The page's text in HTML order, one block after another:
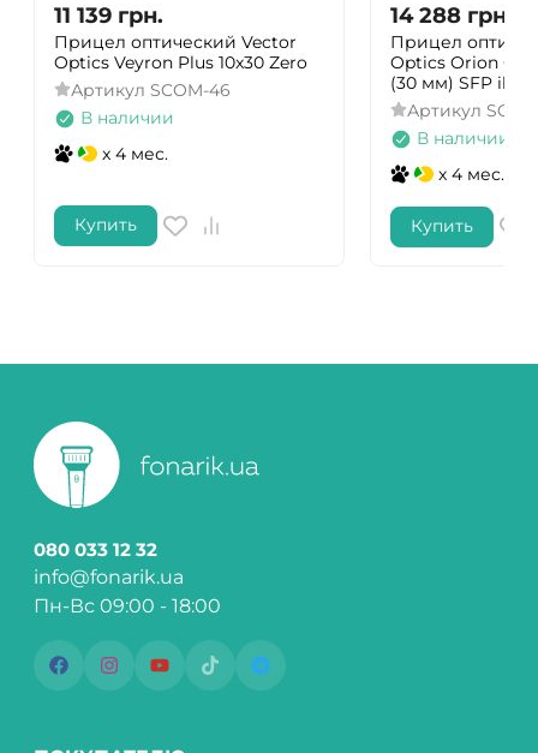
11 139 грн.
Прицел оптический Vector
Optics Veyron Plus 10x30 Zero
Артикул SCOM-46
В наличии
x 4 мес.
Купить
14 288 грн.
Прицел
Optics Orion
(30 мм) SFP
Артикул
В наличии
x 4 мес.
Купить
080 033 12 32
info@fonarik.ua
Пн-Вс 09:00 - 18:00